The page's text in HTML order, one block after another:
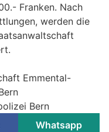
Franken. Nach
werden die
Emmental-
Bern
Whatsapp